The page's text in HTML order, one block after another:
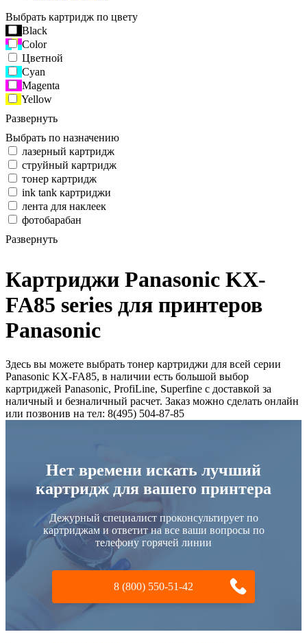
Выбрать картридж по цвету
Black
Color
Цветной
Cyan
Magenta
Yellow
Развернуть
Выбрать по назначению
лазерный картридж
струйный картридж
тонер картридж
ink tank картриджи
лента для наклеек
фотобарабан
Развернуть
Картриджи Panasonic KX-
FA85 series для принтеров
Panasonic
Здесь вы можете выбрать тонер картриджи для всей серии
Panasonic KX-FA85, в наличии есть большой выбор
картриджей Panasonic, ProfiLine, Superfine с доставкой за
наличный и безналичный расчет. Заказ можно сделать онлайн
или позвонив на тел: 8(495) 504-87-85
Нет времени искать лучший
картридж для вашего принтера
Дежурный специалист проконсультирует по
картриджам и ответит на все ваши вопросы по
телефону горячей линии
8 (800) 550-51-42